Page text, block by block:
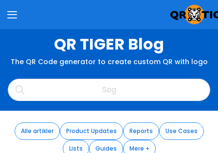
QR TIGER Blog
The QR Code generator to create custom QR with logo
Alle artikler Product Updates Reports Use Cases
Lists Guides Mere +